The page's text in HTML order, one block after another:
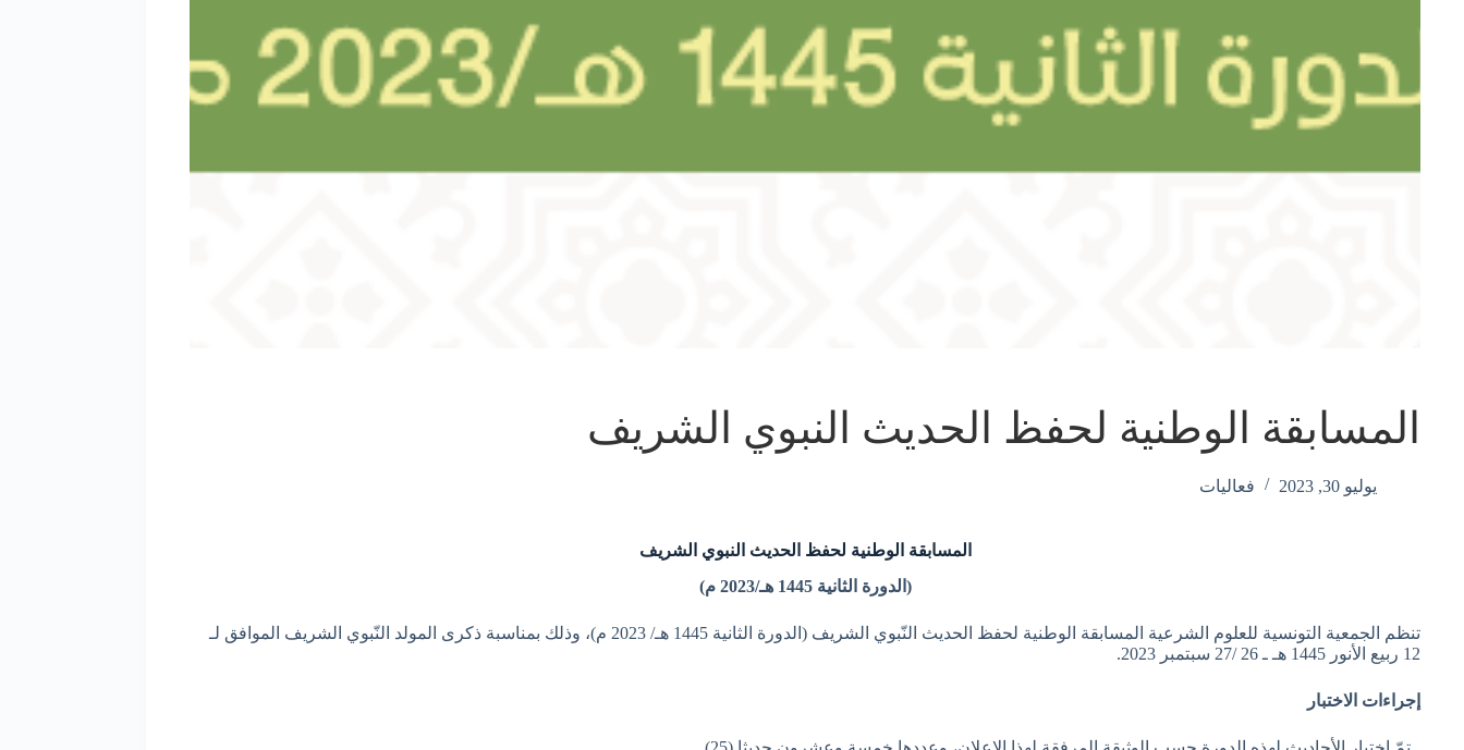
المسابقة الوطنية لحفظ الحديث النبوي الشريف
يوليو 30, 2023 فعاليات
المسابقة الوطنية لحفظ الحديث النبوي الشريف
(الدورة الثانية 1445 هـ/2023 م)
تنظم الجمعية التونسية للعلوم الشرعية المسابقة الوطنية لحفظ الحديث النّبوي الشريف (الدورة الثانية 1445 هـ/ 2023 م)، وذلك بمناسبة ذكرى المولد النّبوي الشريف الموافق لـ
12 ربيع الأنور 1445 هـ ـ 26 /27 سبتمبر 2023.
إجراءات الاختبار